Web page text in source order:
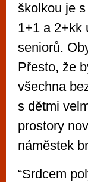
školkou je
1+1 a 2+kk
seniorů.
Přesto, že
všechna
s dětmi
prostory
náměstek
“Srdcem